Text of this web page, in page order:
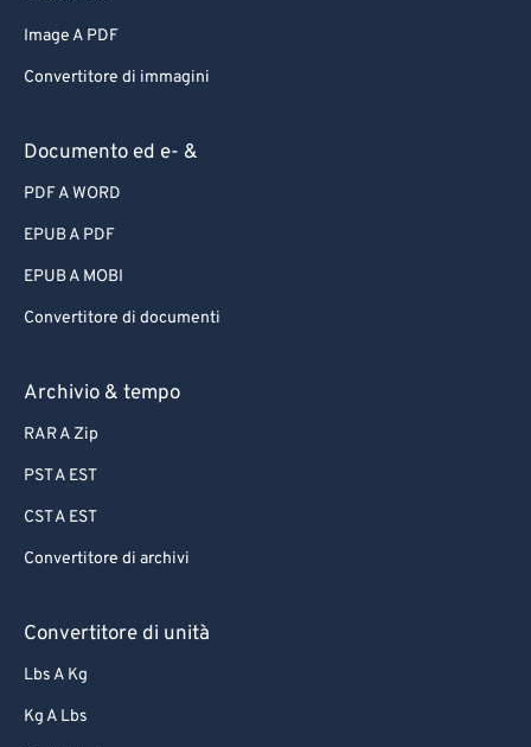
Image A PDF
Convertitore di immagini
Documento ed e- &
PDF A WORD
EPUB A PDF
EPUB A MOBI
Convertitore di documenti
Archivio & tempo
RAR A Zip
PST A EST
CST A EST
Convertitore di archivi
Convertitore di unità
Lbs A Kg
Kg A Lbs